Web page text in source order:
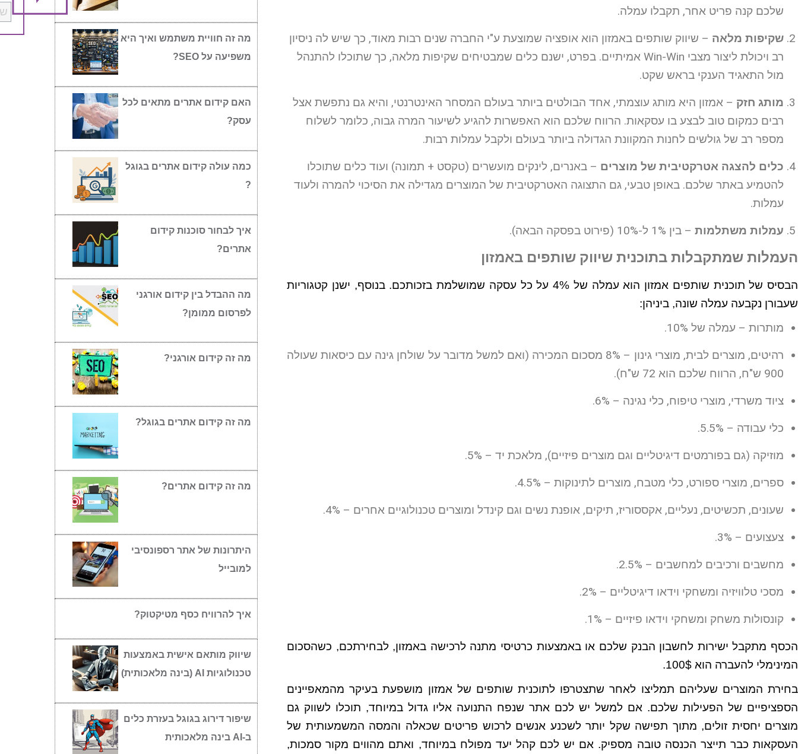
שלכם קנה פריט אחר, תקבלו עמלה.
שקיפות מלאה – שיווק שותפים באמזון הוא אופציה שמוצעת ע"י החברה שנים רבות מאוד, כך שיש לה ניסיון
רב ויכולת ליצור מצבי Win-Win אמיתיים. בפרט, ישנם כלים שמבטיחים שקיפות מלאה, כך שתוכלו להתנהל
מול התאגיד הענקי בראש שקט.
מותג חזק – אמזון היא מותג עוצמתי, אחד הבולטים ביותר בעולם המסחר האינטרנטי, והיא גם נתפשת אצל
רבים כמקום טוב לבצע בו עסקאות. הרווח שלכם הוא האפשרות להגיע לשיעור המרה גבוה, כלומר לשלוח
מספר רב של גולשים לחנות המקוונת הגדולה ביותר בעולם ולקבל עמלות רבות.
כלים להצגה אטרקטיבית של מוצרים – באנרים, לינקים מועשרים (טקסט + תמונה) ועוד כלים שתוכלו
להטמיע באתר שלכם. באופן טבעי, גם התצוגה האטרקטיבית של המוצרים מגדילה את הסיכוי להמרה ולעוד
עמלות.
עמלות משתלמות – בין 1% ל-10% (פירוט בפסקה הבאה).
העמלות שמתקבלות בתוכנית שיווק שותפים באמזון
הבסיס של תוכנית שותפים אמזון הוא עמלה של 4% על כל עסקה שמושלמת בזכותכם. בנוסף, ישנן קטגוריות
שעבורן נקבעה עמלה שונה, ביניהן:
מותרות – עמלה של 10%.
רהיטים, מוצרים לבית, מוצרי גינון – 8% מסכום המכירה (ואם למשל מדובר על שולחן גינה עם כיסאות שעולה
900 ש"ח, הרווח שלכם הוא 72 ש"ח).
ציוד משרדי, מוצרי טיפוח, כלי נגינה – 6%.
כלי עבודה – 5.5%.
מוזיקה (גם בפורמטים דיגיטליים וגם מוצרים פיזיים), מלאכת יד – 5%.
ספרים, מוצרי ספורט, כלי מטבח, מוצרים לתינוקות – 4.5%.
שעונים, תכשיטים, נעליים, אקססוריז, תיקים, אופנת נשים וגם קינדל ומוצרים טכנולוגיים אחרים – 4%.
צעצועים – 3%.
מחשבים ורכיבים למחשבים – 2.5%.
מסכי טלוויזיה ומשחקי וידאו דיגיטליים – 2%.
קונסולות משחק ומשחקי וידאו פיזיים – 1%.
הכסף מתקבל ישירות לחשבון הבנק שלכם או באמצעות כרטיסי מתנה לרכישה באמזון, לבחירתכם, כשהסכום
המינימלי להעברה הוא 100$.
בחירת המוצרים שעליהם תמליצו לאחר שתצטרפו לתוכנית שותפים של אמזון מושפעת בעיקר מהמאפיינים
הספציפיים של הפעילות שלכם. אם למשל יש לכם אתר שנפח התנועה אליו גדול במיוחד, תוכלו לשווק גם
מוצרים יחסית זולים, מתוך תפישה שקל יותר לשכנע אנשים לרכוש פריטים שכאלה והמסה המשמעותית של
העסקאות כבר תייצר הכנסה טובה מספיק. אם יש לכם קהל יעד מפולח במיוחד, ואתם מהווים מקור סמכות,
מה זה חוויית משתמש ואיך היא
משפיעה על SEO?
האם קידום אתרים מתאים לכל
עסק?
כמה עולה קידום אתרים בגוגל
?
איך לבחור סוכנות קידום
אתרים?
מה ההבדל בין קידום אורגני
לפרסום ממומן?
מה זה קידום אורגני?
מה זה קידום אתרים בגוגל?
מה זה קידום אתרים?
היתרונות של אתר רספונסיבי
למובייל
איך להרוויח כסף מטיקטוק?
שיווק מותאם אישית באמצעות
טכנולוגיות AI (בינה מלאכותית)
שיפור דירוג בגוגל בעזרת כלים
ב-AI בינה מלאכותית